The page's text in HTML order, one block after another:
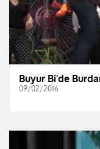
Buyur Bi'de
09/02/2016